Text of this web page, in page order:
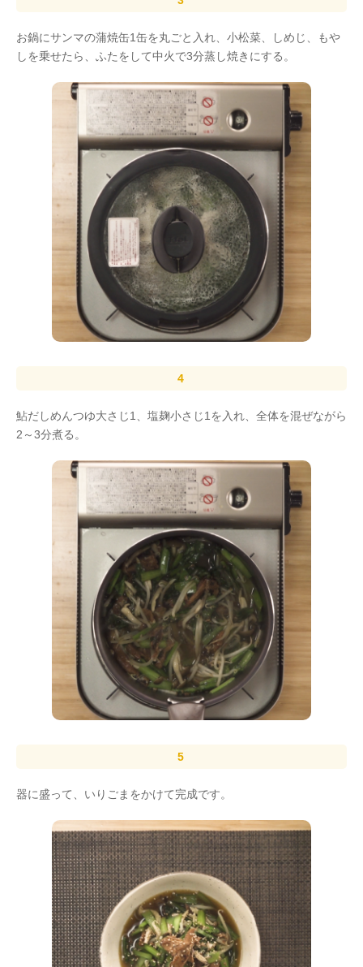
お鍋にサンマの蒲焼缶1缶を丸ごと入れ、小松菜、しめじ、もや
しを乗せたら、ふたをして中火で3分蒸し焼きにする。
鮎だしめんつゆ大さじ1、塩麹小さじ1を入れ、全体を混ぜながら
2～3分煮る。
器に盛って、いりごまをかけて完成です。